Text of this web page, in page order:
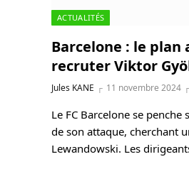
ACTUALITÉS
Barcelone : le
recruter Viktor
Jules KANE 11 novembre 2024
Le FC Barcelone se penche
de son attaque, cherchant
Lewandowski. Les